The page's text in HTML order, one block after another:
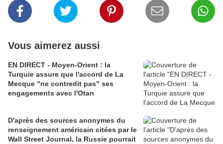
Vous aimerez aussi
EN DIRECT - Moyen-Orient : la
Turquie assure que l'accord de La
Mecque "ne contredit pas" ses
engagements avec l'Otan
D'après des sources anonymes du
renseignement américain citées par le
Wall Street Journal, la Russie pourrait